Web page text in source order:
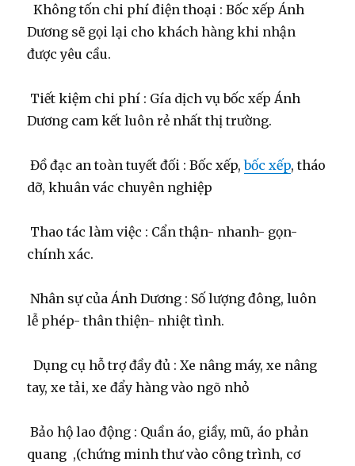
Không tốn chi phí điện thoại : Bốc xếp Ánh
Dương sẽ gọi lại cho khách hàng khi nhận
được yêu cầu.
Tiết kiệm chi phí : Gía dịch vụ bốc xếp Ánh
Dương cam kết luôn rẻ nhất thị trường.
Đồ đạc an toàn tuyết đối : Bốc xếp,bốc xếp, tháo
dỡ, khuân vác chuyên nghiệp
Thao tác làm việc : Cẩn thận- nhanh- gọn-
chính xác.
Nhân sự của Ánh Dương : Số lượng đông, luôn
lễ phép- thân thiện- nhiệt tình.
Dụng cụ hỗ trợ đầy đủ : Xe nâng máy, xe nâng
tay, xe tải, xe đẩy hàng vào ngõ nhỏ
Bảo hộ lao động : Quần áo, giầy, mũ, áo phản
quang ,(chứng minh thư vào công trình, cơ